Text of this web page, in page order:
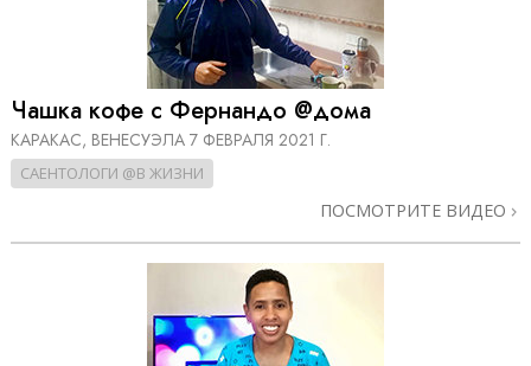
Чашка кофе с Фернандо @дома
КАРАКАС, ВЕНЕСУЭЛА 7 ФЕВРАЛЯ 2021 Г.
САЕНТОЛОГИ @В ЖИЗНИ
ПОСМОТРИТЕ ВИДЕО